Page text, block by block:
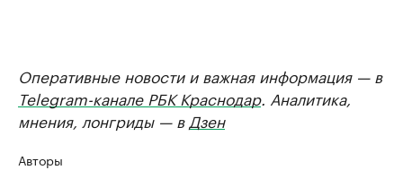
Оперативные новости и важная информация — в
Telegram-канале РБК Краснодар. Аналитика,
мнения, лонгриды — в Дзен
Авторы